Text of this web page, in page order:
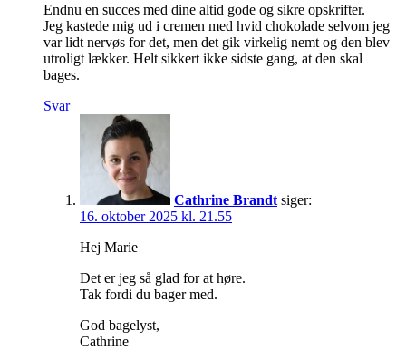
Endnu en succes med dine altid gode og sikre opskrifter.
Jeg kastede mig ud i cremen med hvid chokolade selvom jeg
var lidt nervøs for det, men det gik virkelig nemt og den blev
utroligt lækker. Helt sikkert ikke sidste gang, at den skal
bages.
Svar
Cathrine Brandt siger:
16. oktober 2025 kl. 21.55
Hej Marie
Det er jeg så glad for at høre.
Tak fordi du bager med.
God bagelyst,
Cathrine